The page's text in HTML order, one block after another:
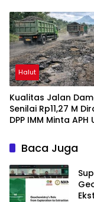
Halut
Kualitas Jalan
Senilai Rp11,27 M
DPP IMM Minta APH
Baca Juga